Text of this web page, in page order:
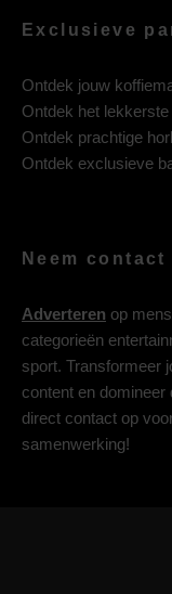
Exclusieve
Ontdek jouw
Ontdek het lekkerste
Ontdek prachtige
Ontdek exclusieve
Neem
Adverteren op
categorieën
sport. Transformeer
content en
direct contact op
samenwerking!